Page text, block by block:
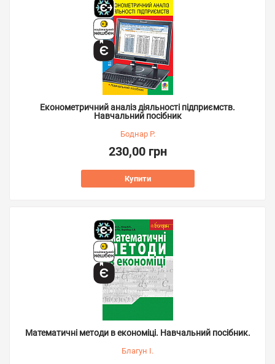
Економетричний аналіз діяльності підприємств.
Навчальний посібник
Боднар Р.
230,00 грн
Купити
Математичні методи в економіці. Навчальний посібник.
Благун І.